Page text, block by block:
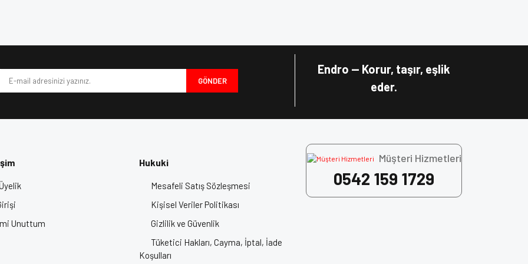
kullanıcılarının ihtiyaç duyduğu tüm özellikleri bir arada sunuyor. Hem güvenli hem de
koleksiyonunuza bu kaskı ekleyebilirsiniz.
GÖNDER
Endro — Korur, taşır, eşlik
eder.
Unuttum
Hukuki
Mesafeli Satış Sözleşmesi
Kişisel Veriler Politikası
Gizlilik ve Güvenlik
Tüketici Hakları, Cayma, İptal, İade
Koşulları
Müşteri Hizmetleri
0542 159 1729